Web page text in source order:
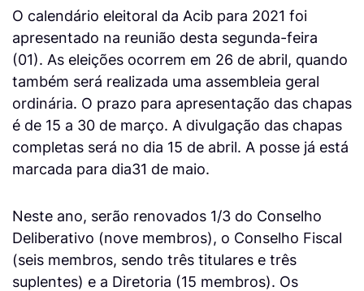
O calendário eleitoral da Acib para 2021 foi
apresentado na reunião desta segunda-feira
(01). As eleições ocorrem em 26 de abril, quando
também será realizada uma assembleia geral
ordinária. O prazo para apresentação das chapas
é de 15 a 30 de março. A divulgação das chapas
completas será no dia 15 de abril. A posse já está
marcada para dia31 de maio.
Neste ano, serão renovados 1/3 do Conselho
Deliberativo (nove membros), o Conselho Fiscal
(seis membros, sendo três titulares e três
suplentes) e a Diretoria (15 membros). Os